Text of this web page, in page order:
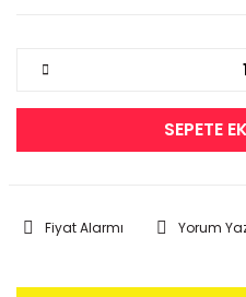
SEPETE
Fiyat Alarmı Yorum